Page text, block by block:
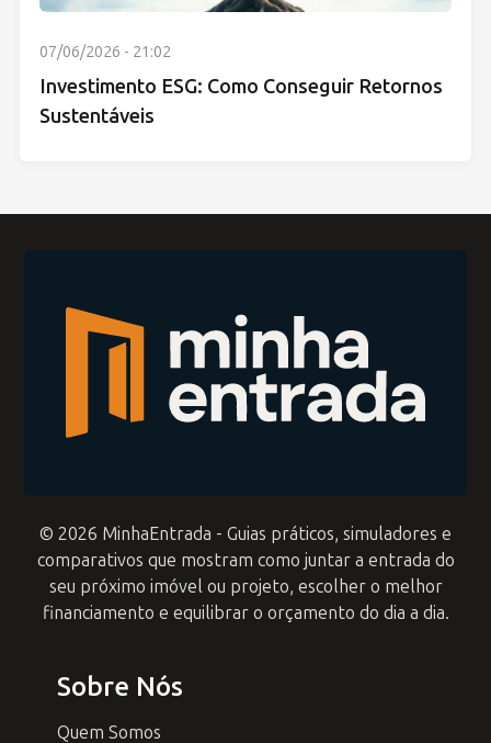
07/06/2026 - 21:02
Investimento ESG: Como Conseguir Retornos
Sustentáveis
© 2026 MinhaEntrada - Guias práticos, simuladores e
comparativos que mostram como juntar a entrada do
seu próximo imóvel ou projeto, escolher o melhor
financiamento e equilibrar o orçamento do dia a dia.
Sobre Nós
Quem Somos